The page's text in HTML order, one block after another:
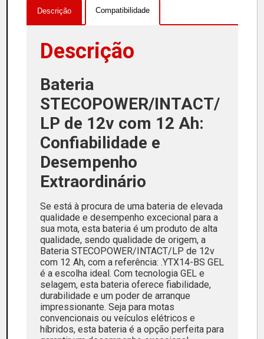
Descrição Compatibilidade
Descrição
Bateria
STECOPOWER/INTACT/
LP de 12v com 12 Ah:
Confiabilidade e
Desempenho
Extraordinário
Se está à procura de uma bateria de elevada
qualidade e desempenho excecional para a
sua mota, esta bateria é um produto de alta
qualidade, sendo qualidade de origem, a
Bateria STECOPOWER/INTACT/LP de 12v
com 12 Ah, com a referência: .YTX14-BS GEL
é a escolha ideal. Com tecnologia GEL e
selagem, esta bateria oferece fiabilidade,
durabilidade e um poder de arranque
impressionante. Seja para motas
convencionais ou veículos elétricos e
híbridos, esta bateria é a opção perfeita para